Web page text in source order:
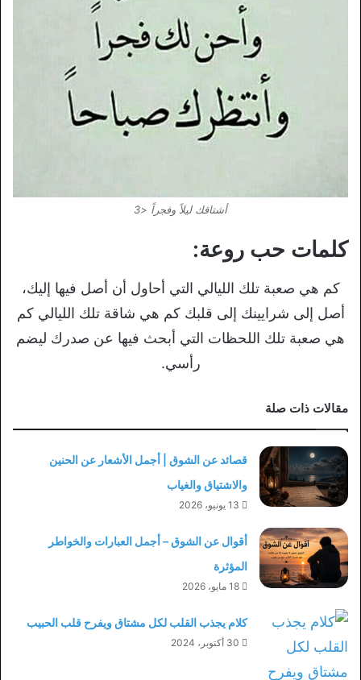
أشتاقك ليلاً وفجراً <3
كلمات حب روعة:
كم هي صعبة تلك الليالي التي أحاول أن أصل فيها إليك،
أصل إلى شرايينك إلى قلبك كم هي شاقة تلك الليالي كم
هي صعبة تلك اللحظات التي أبحث فيها عن صدرك ليضم
رأسي.
مقالات ذات صلة
قصائد عن الشوق | أجمل الأشعار عن الحنين
والاشتياق والغياب
13 يونيو، 2026
أقوال عن الشوق – أجمل العبارات والخواطر
المؤثرة
18 مايو، 2026
كلام يجذب القلب لكل مشتاق ويفرح قلب الحبيب
30 أكتوبر، 2024